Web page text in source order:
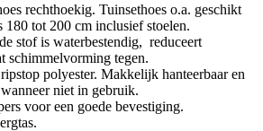
rechthoekig. Tuinsethoes o.a. geschikt
180 tot 200 cm inclusief stoelen.
stof is waterbestendig, reduceert
schimmelvorming tegen.
polyester. Makkelijk hanteerbaar en
niet in gebruik.
voor een goede bevestiging.